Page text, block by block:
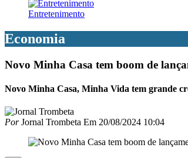
Entretenimento
Economia
Novo Minha Casa tem boom de
Novo Minha Casa, Minha Vida tem grande
PorJornal Trombeta Em 20/08/2024 10:04